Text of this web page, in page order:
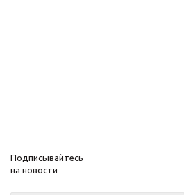
Подписывайтесь
на новости